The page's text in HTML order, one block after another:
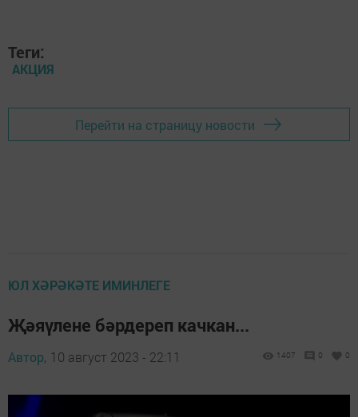
Теги:
АКЦИЯ
Перейти на страницу новости
ЮЛ ХӘРӘКӘТЕ ИМИНЛЕГЕ
Җәяүлене бәрдереп качкан...
Автор, 10 август 2023 - 22:11 1407 0 0